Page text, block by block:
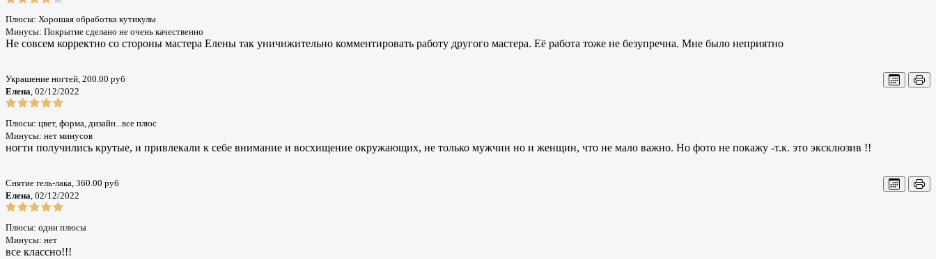
Плюсы: Хорошая обработка кутикулы
Минусы: Покрытие сделано не очень качественно
Не совсем корректно со стороны мастера Елены так уничижительно комментировать работу другого мастера. Её работа тоже не безупречна. Мне было неприятно
Украшение ногтей, 200.00 руб
Елена, 02/12/2022
Плюсы: цвет, форма, дизайн...все плюс
Минусы: нет минусов
ногти получились крутые, и привлекали к себе внимание и восхищение окружающих, не только мужчин но и женщин, что не мало важно. Но фото не покажу -т.к. это эксклюзив !!
Снятие гель-лака, 360.00 руб
Елена, 02/12/2022
Плюсы: одни плюсы
Минусы: нет
все классно!!!